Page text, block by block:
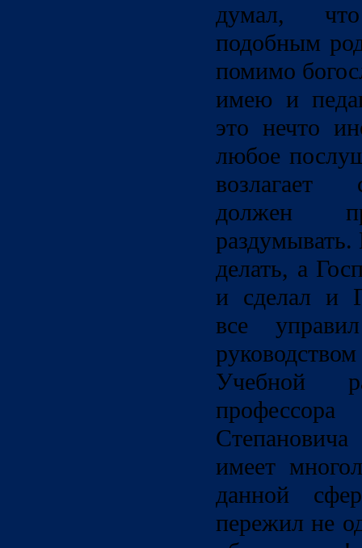
думал,
подобным
помимо
имею и
это нечто
любое
возлагает
должен
делать, а
и сделал и
все
Учебной
имеет
данной
пережил не